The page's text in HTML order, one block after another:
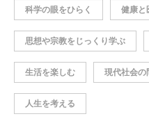
科学の眼をひらく 健康と
思想や宗教をじっくり学ぶ
生活を楽しむ 現代社会の
人生を考える